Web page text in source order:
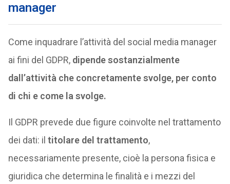
manager
Come inquadrare l’attività del social media manager
ai fini del GDPR, dipende sostanzialmente
dall’attività che concretamente svolge, per conto
di chi e come la svolge.
Il GDPR prevede due figure coinvolte nel trattamento
dei dati: il titolare del trattamento,
necessariamente presente, cioè la persona fisica e
giuridica che determina le finalità e i mezzi del